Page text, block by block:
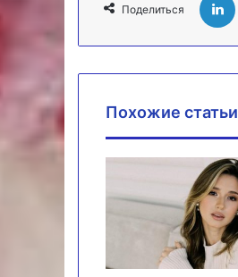
Поделиться
Похожие статьи